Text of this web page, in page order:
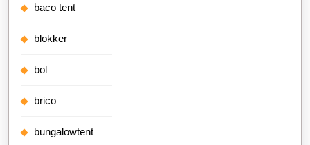
baco tent
blokker
bol
brico
bungalowtent